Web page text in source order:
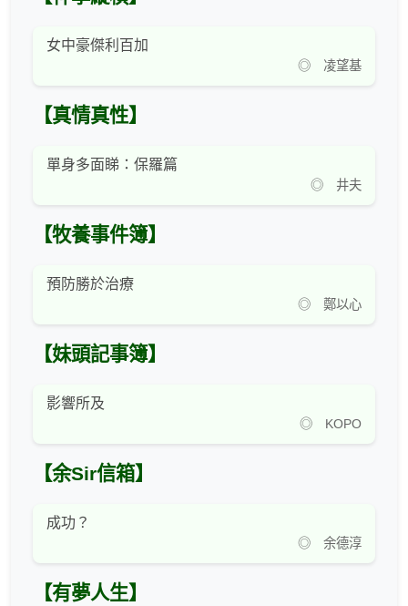
女中豪傑利百加
◎ 凌望基
【真情真性】
單身多面睇：保羅篇
◎ 井夫
【牧養事件簿】
預防勝於治療
◎ 鄭以心
【妹頭記事簿】
影響所及
◎ KOPO
【余Sir信箱】
成功？
◎ 余德淳
【有夢人生】